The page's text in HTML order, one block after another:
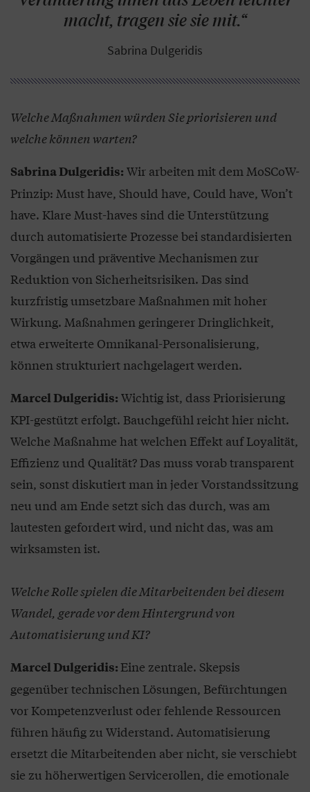
macht, tragen sie sie mit.“
Sabrina Dulgeridis
Welche Maßnahmen würden Sie priorisieren und
welche können warten?
Sabrina Dulgeridis: Wir arbeiten mit dem MoSCoW-
Prinzip: Must have, Should have, Could have, Won’t
have. Klare Must-haves sind die Unterstützung
durch automatisierte Prozesse bei standardisierten
Vorgängen und präventive Mechanismen zur
Reduktion von Sicherheitsrisiken. Das sind
kurzfristig umsetzbare Maßnahmen mit hoher
Wirkung. Maßnahmen geringerer Dringlichkeit,
etwa erweiterte Omnikanal-Personalisierung,
können strukturiert nachgelagert werden.
Marcel Dulgeridis: Wichtig ist, dass Priorisierung
KPI-gestützt erfolgt. Bauchgefühl reicht hier nicht.
Welche Maßnahme hat welchen Effekt auf Loyalität,
Effizienz und Qualität? Das muss vorab transparent
sein, sonst diskutiert man in jeder Vorstandssitzung
neu und am Ende setzt sich das durch, was am
lautesten gefordert wird, und nicht das, was am
wirksamsten ist.
Welche Rolle spielen die Mitarbeitenden bei diesem
Wandel, gerade vor dem Hintergrund von
Automatisierung und KI?
Marcel Dulgeridis:Eine zentrale. Skepsis
gegenüber technischen Lösungen, Befürchtungen
vor Kompetenzverlust oder fehlende Ressourcen
führen häufig zu Widerstand. Automatisierung
ersetzt die Mitarbeitenden aber nicht, sie verschiebt
sie zu höherwertigen Servicerollen, die emotionale